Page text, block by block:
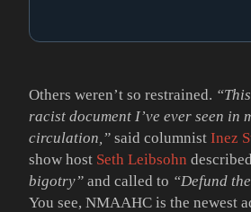
Others weren’t so restrained.
racist document I’ve ever seen in
circulation,” said columnist Inez
show host Seth Leibsohn
bigotry” and called to “Defund
You see, NMAAHC is the newest